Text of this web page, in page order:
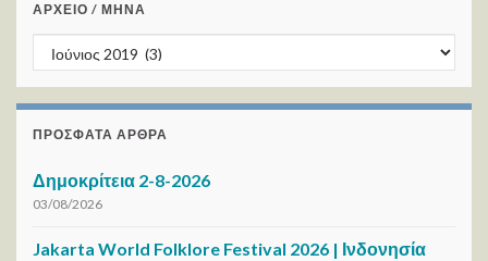
ΑΡΧΕΙΟ / ΜΗΝΑ
ΑΡΧΕΙΟ / ΜΗΝΑ
ΠΡΌΣΦΑΤΑ ΆΡΘΡΑ
Δημοκρίτεια 2-8-2026
03/08/2026
Jakarta World Folklore Festival 2026 | Ινδονησία